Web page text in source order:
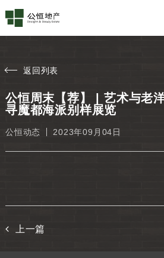
返回列表
公恒周末【荐】 | 艺术与老
寻魔都海派别样展览
公恒动态 2023年09月04日
上一篇